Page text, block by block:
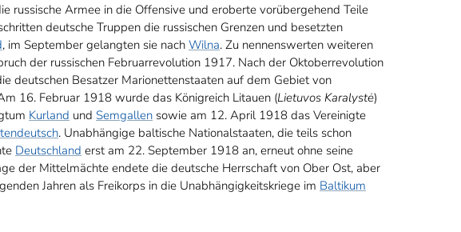
russische Armee in die Offensive und eroberte vorübergehend Teile
deutsche Truppen die russischen Grenzen und besetzten
, im September gelangten sie nach Wilna. Zu nennenswerten weiteren
der russischen Februarrevolution 1917. Nach der Oktoberrevolution
deutschen Besatzer Marionettenstaaten auf dem Gebiet von
16. Februar 1918 wurde das Königreich Litauen (Lietuvos Karalystė)
Kurland und Semgallen sowie am 12. April 1918 das Vereinigte
. Unabhängige baltische Nationalstaaten, die teils schon
Deutschland erst am 22. September 1918 an, erneut ohne seine
der Mittelmächte endete die deutsche Herrschaft von Ober Ost, aber
Jahren als Freikorps in die Unabhängigkeitskriege im Baltikum